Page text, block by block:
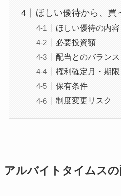
ほしい優待から、買
ほしい優待の内容
必要投資額
配当とのバランス
権利確定月・期限
保有条件
制度変更リスク
アルバイトタイムスの